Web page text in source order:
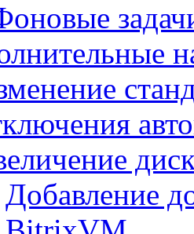
Добавление